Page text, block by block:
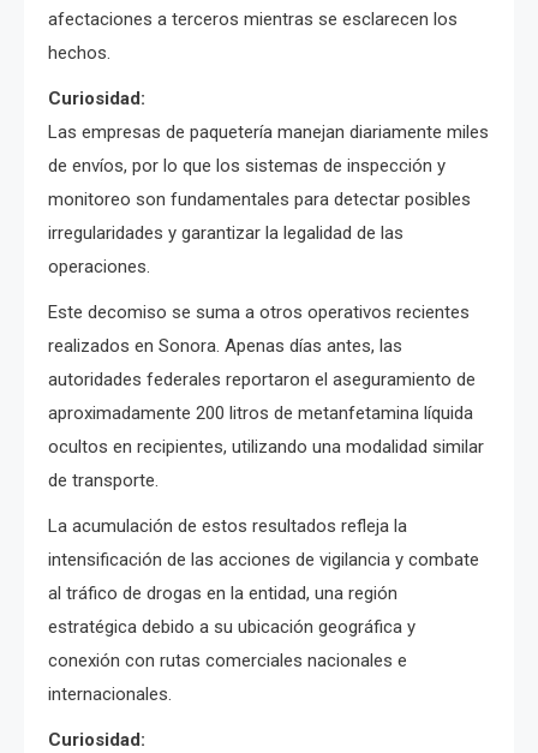
afectaciones a terceros mientras se esclarecen los
hechos.
Curiosidad:
Las empresas de paquetería manejan diariamente miles
de envíos, por lo que los sistemas de inspección y
monitoreo son fundamentales para detectar posibles
irregularidades y garantizar la legalidad de las
operaciones.
Este decomiso se suma a otros operativos recientes
realizados en Sonora. Apenas días antes, las
autoridades federales reportaron el aseguramiento de
aproximadamente 200 litros de metanfetamina líquida
ocultos en recipientes, utilizando una modalidad similar
de transporte.
La acumulación de estos resultados refleja la
intensificación de las acciones de vigilancia y combate
al tráfico de drogas en la entidad, una región
estratégica debido a su ubicación geográfica y
conexión con rutas comerciales nacionales e
internacionales.
Curiosidad: